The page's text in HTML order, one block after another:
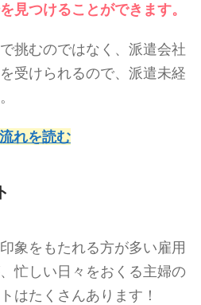
見つけることができます。
挑むのではなく、派遣会社
受けられるので、派遣未経
れを読む
象をもたれる方が多い雇用
忙しい日々をおくる主婦の
はたくさんあります！